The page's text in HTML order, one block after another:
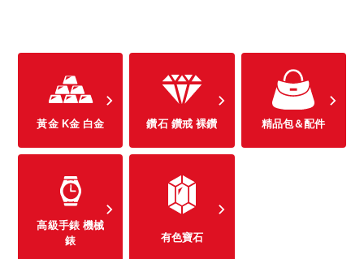
黃金 K金 白金 鑽石 鑽戒 裸鑽 精品包＆配件
高級手錶 機械
錶
有色寶石